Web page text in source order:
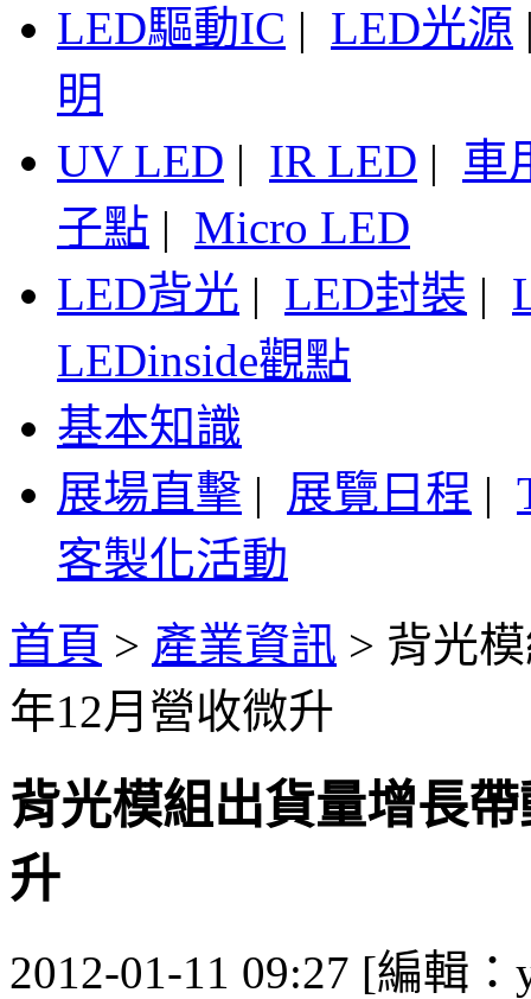
LED驅動IC | LED光源
明
UV LED | IR LED | 車
子點 | Micro LED
LED背光 | LED封裝 |
LEDinside觀點
基本知識
展場直擊 | 展覽日程 |
客製化活動
首頁 > 產業資訊 > 背光
年12月營收微升
背光模組出貨量增長
升
2012-01-11 09:27 [編輯：